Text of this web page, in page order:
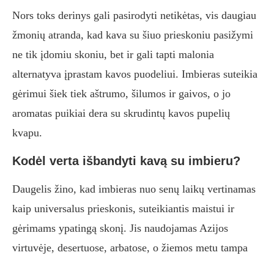
Nors toks derinys gali pasirodyti netikėtas, vis daugiau
žmonių atranda, kad kava su šiuo prieskoniu pasižymi
ne tik įdomiu skoniu, bet ir gali tapti malonia
alternatyva įprastam kavos puodeliui. Imbieras suteikia
gėrimui šiek tiek aštrumo, šilumos ir gaivos, o jo
aromatas puikiai dera su skrudintų kavos pupelių
kvapu.
Kodėl verta išbandyti kavą su imbieru?
Daugelis žino, kad imbieras nuo senų laikų vertinamas
kaip universalus prieskonis, suteikiantis maistui ir
gėrimams ypatingą skonį. Jis naudojamas Azijos
virtuvėje, desertuose, arbatose, o žiemos metu tampa